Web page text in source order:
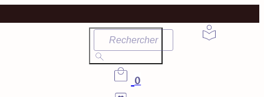
Rechercher
0